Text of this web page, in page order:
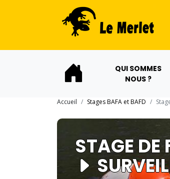
QUI SOMMES
NOUS ?
Accueil Stages BAFA et BAFD
STAGE